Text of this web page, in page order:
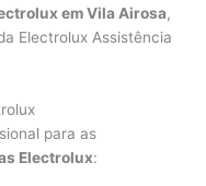
em Vila Airosa,
Electrolux Assistência
para as
Electrolux: